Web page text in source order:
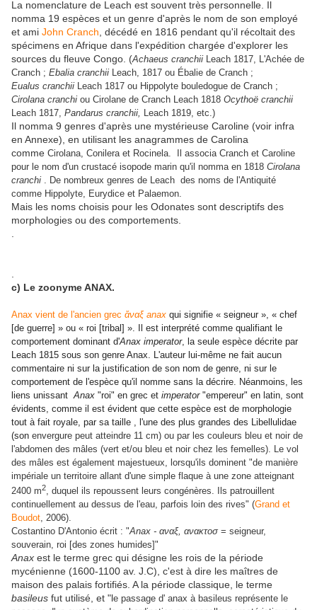
La nomenclature de Leach est souvent très personnelle. Il
nomma 19 espèces et un genre d'après le nom de son employé
et ami John Cranch , décédé en 1816 pendant qu'il récoltait des
spécimens en Afrique dans l'expédition chargée d'explorer les
sources du fleuve Congo. (Achaeus cranchii Leach 1817, L'Achée de
Cranch ; Ebalia cranchii Leach, 1817 ou Ébalie de Cranch ;
Eualus cranchii Leach 1817 ou Hippolyte bouledogue de Cranch ;
Cirolana cranchi ou Cirolane de Cranch Leach 1818 Ocythoë cranchii
Leach 1817, Pandarus cranchii, Leach 1819, etc.)
Il nomma 9 genres d'après une mystérieuse Caroline (voir infra
en Annexe), en utilisant les anagrammes de Carolina
comme Cirolana, Conilera et Rocinela. Il associa Cranch et Caroline
pour le nom d'un crustacé isopode marin qu'il nomma en 1818 Cirolana
cranchi . De nombreux genres de Leach des noms de l'Antiquité
comme Hippolyte, Eurydice et Palaemon.
Mais les noms choisis pour les Odonates sont descriptifs des
morphologies ou des comportements.
c) Le zoonyme ANAX.
Anax vient de l'ancien grec ἄναξ anax qui signifie « seigneur », « chef
[de guerre] » ou « roi [tribal] ». Il est interprété comme qualifiant le
comportement dominant d'Anax imperator, la seule espèce décrite par
Leach 1815 sous son genre Anax. L'auteur lui-même ne fait aucun
commentaire ni sur la justification de son nom de genre, ni sur le
comportement de l'espèce qu'il nomme sans la décrire. Néanmoins, les
liens unissant Anax "roi" en grec et imperator"empereur" en latin, sont
évidents, comme il est évident que cette espèce est de morphologie
tout à fait royale, par sa taille , l'une des plus grandes des Libellulidae
(son envergure peut atteindre 11 cm) ou par les couleurs bleu et noir de
l'abdomen des mâles (vert et/ou bleu et noir chez les femelles). Le vol
des mâles est également majestueux, lorsqu'ils dominent "de manière
impériale un territoire allant d'une simple flaque à une zone atteignant
2400 m2, duquel ils repoussent leurs congénères. Ils patrouillent
continuellement au dessus de l'eau, parfois loin des rives" (Grand et
Boudot, 2006).
Costantino D'Antonio écrit : "Anax - αναξ, ανακτοσ= seigneur,
souverain, roi [des zones humides]"
Anax est le terme grec qui désigne les rois de la période
mycénienne (1600-1100 av. J.C), c'est à dire les maîtres de
maison des palais fortifiés. A la période classique, le terme
basileus fut utilisé, et "le passage d' anax à basileus représente le